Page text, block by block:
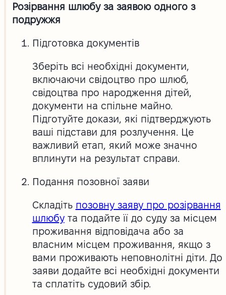
Розірвання шлюбу за заявою одного з
подружжя
Підготовка документів
Зберіть всі необхідні документи,
включаючи свідоцтво про шлюб,
свідоцтва про народження дітей,
документи на спільне майно.
Підготуйте докази, які підтверджують
ваші підстави для розлучення. Це
важливий етап, який може значно
вплинути на результат справи.
Подання позовної заяви
Складіть позовну заяву про розірвання
шлюбута подайте її до суду за місцем
проживання відповідача або за
власним місцем проживання, якщо з
вами проживають неповнолітні діти. До
заяви додайте всі необхідні документи
та сплатіть судовий збір.